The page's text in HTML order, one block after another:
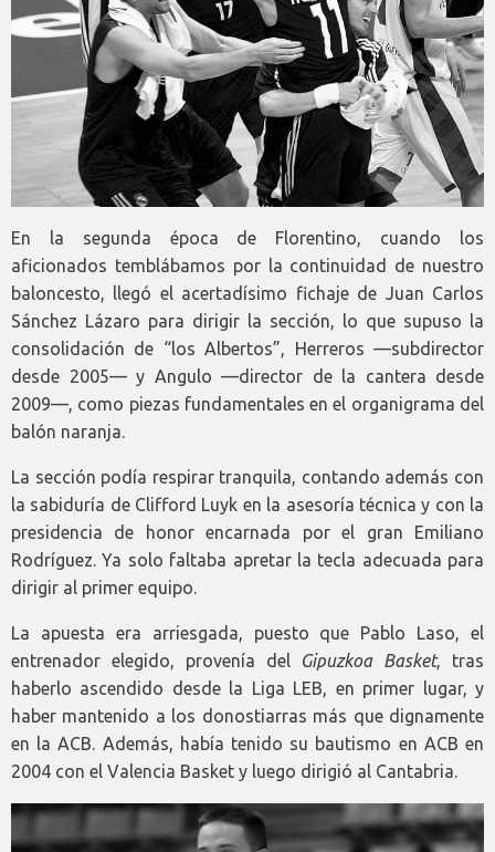
En la segunda época de Florentino, cuando los
aficionados temblábamos por la continuidad de nuestro
baloncesto, llegó el acertadísimo fichaje de Juan Carlos
Sánchez Lázaro para dirigir la sección, lo que supuso la
consolidación de “los Albertos”, Herreros —subdirector
desde 2005— y Angulo —director de la cantera desde
2009—, como piezas fundamentales en el organigrama del
balón naranja.
La sección podía respirar tranquila, contando además con
la sabiduría de Clifford Luyk en la asesoría técnica y con la
presidencia de honor encarnada por el gran Emiliano
Rodríguez. Ya solo faltaba apretar la tecla adecuada para
dirigir al primer equipo.
La apuesta era arriesgada, puesto que Pablo Laso, el
entrenador elegido, provenía del Gipuzkoa Basket, tras
haberlo ascendido desde la Liga LEB, en primer lugar, y
haber mantenido a los donostiarras más que dignamente
en la ACB. Además, había tenido su bautismo en ACB en
2004 con el Valencia Basket y luego dirigió al Cantabria.